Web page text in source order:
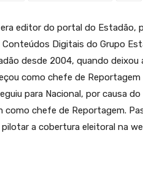
editor do portal do Estadão,
Digitais do Grupo
desde 2004, quando deixou
como chefe de Reportagem
para Nacional, por causa
como chefe de Reportagem.
a cobertura eleitoral na